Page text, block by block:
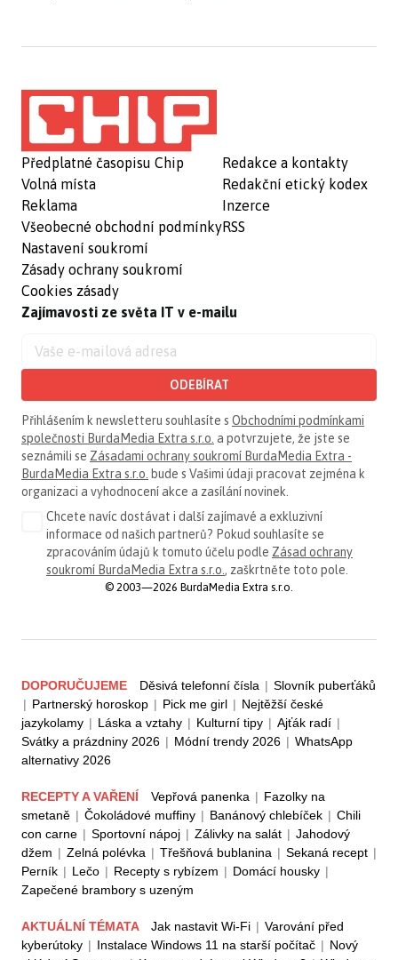
Předplatné časopisu Chip
Volná místa
Reklama
Všeobecné obchodní podmínky
Nastavení soukromí
Zásady ochrany soukromí
Cookies zásady
Redakce a kontakty
Redakční etický kodex
Inzerce
RSS
Zajímavosti ze světa IT v e-mailu
ODEBÍRAT
Přihlášením k newsletteru souhlasíte s Obchodními podmínkami
společnosti BurdaMedia Extra s.r.o. a potvrzujete, že jste se
seznámili se Zásadami ochrany soukromí BurdaMedia Extra -
BurdaMedia Extra s.r.o. bude s Vašimi údaji pracovat zejména k
organizaci a vyhodnocení akce a zasílání novinek.
Chcete navíc dostávat i další zajímavé a exkluzivní
informace od našich partnerů? Pokud souhlasíte se
zpracováním údajů k tomuto účelu podle Zásad ochrany
soukromí BurdaMedia Extra s.r.o. , zaškrtněte toto pole.
© 2003—2026 BurdaMedia Extra s.r.o.
DOPORUČUJEME Děsivá telefonní čísla | Slovník puberťáků
| Partnerský horoskop | Pick me girl | Nejtěžší české
jazykolamy | Láska a vztahy | Kulturní tipy | Ajťák radí |
Svátky a prázdniny 2026 | Módní trendy 2026 | WhatsApp
alternativy 2026
RECEPTY A VAŘENÍ Vepřová panenka | Fazolky na
smetaně | Čokoládové muffiny | Banánový chlebíček | Chili
con carne | Sportovní nápoj | Zálivky na salát | Jahodový
džem | Zelná polévka | Třešňová bublanina | Sekaná recept |
Perník | Lečo | Recepty s rybízem | Domácí housky |
Zapečené brambory s uzeným
AKTUÁLNÍ TÉMATA Jak nastavit Wi-Fi | Varování před
kyberútoky | Instalace Windows 11 na starší počítač | Nový